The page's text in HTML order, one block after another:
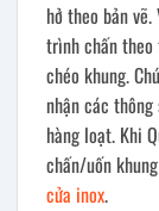
hở theo bản
trình chấn
chéo khung.
nhận các
hàng loạt. Khi
chấn/uốn
cửa inox.